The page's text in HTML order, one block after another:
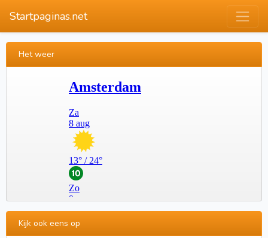
Startpaginas.net
Het weer
Kijk ook eens op